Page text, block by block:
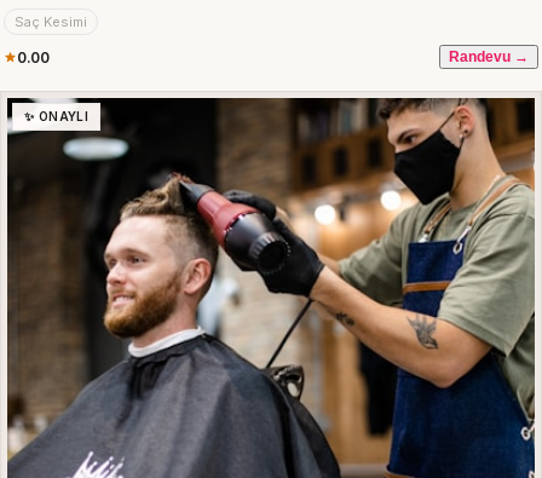
Saç Kesimi
0.00 Randevu →
✨ ONAYLI